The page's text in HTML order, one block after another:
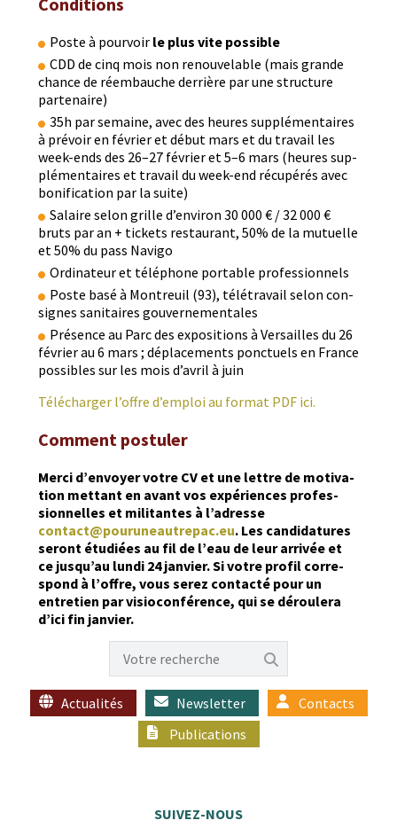
Poste à pour­voir le plus vite possible
CDD de cinq mois non renou­ve­lable (mais grande
chance de réem­bauche der­rière par une struc­ture
partenaire)
35h par semaine, avec des heures sup­plé­men­taires
à prévoir en févri­er et début mars et du tra­vail les
week-ends des 26–27 févri­er et 5–6 mars (heures sup­
plé­men­taires et tra­vail du week-end récupérés avec
boni­fi­ca­tion par la suite)
Salaire selon grille d’environ 30 000 € / 32 000 €
bruts par an + tick­ets restau­rant, 50% de la mutuelle
et 50% du pass Navigo
Ordi­na­teur et télé­phone portable professionnels
Poste basé à Mon­treuil (93), télé­tra­vail selon con­
signes san­i­taires gouvernementales
Présence au Parc des expo­si­tions à Ver­sailles du 26
févri­er au 6 mars ; déplace­ments ponctuels en France
pos­si­bles sur les mois d’avril à juin
Télécharg­er l’of­fre d’emploi au for­mat PDF ici.
Comment postuler
Mer­ci d’envoyer votre CV et une let­tre de moti­va­
tion met­tant en avant vos expéri­ences pro­fes­
sion­nelles et mil­i­tantes à l’adresse
contact@pouruneautrepac.eu. Les can­di­da­tures
seront étudiées au fil de l’eau de leur arrivée et
ce jusqu’au lun­di 24 jan­vi­er. Si votre pro­fil cor­re­
spond à l’offre, vous serez con­tac­té pour un
entre­tien par visio­con­férence, qui se déroulera
d’ici fin janvier.
Actualités Newsletter
Contacts
Publications
SUIVEZ-NOUS